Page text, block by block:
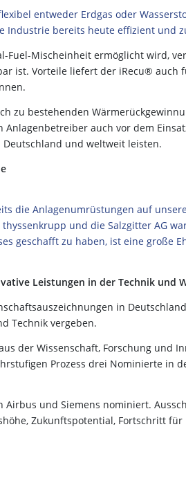
entweder Erdgas oder
Industrie bereits heute effizient und
Fuel-Mischeinheit ermöglicht wird,
ist. Vorteile liefert der iRecu® auch
zu bestehenden
auch vor dem
und weltweit leisten.
die Anlagenumrüstungen auf
und die Salzgitter AG
geschafft zu haben, ist eine große
Leistungen in der Technik und
in
Technik vergeben.
der Wissenschaft, Forschung und
Prozess drei Nominierte in
Airbus und Siemens nominiert.
Zukunftspotential, Fortschritt für